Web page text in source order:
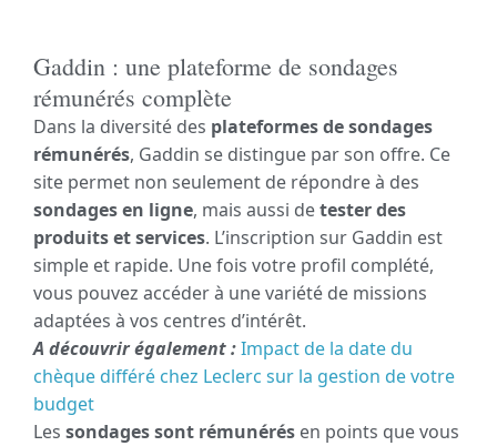
Gaddin : une plateforme de sondages
rémunérés complète
Dans la diversité des plateformes de sondages
rémunérés, Gaddin se distingue par son offre. Ce
site permet non seulement de répondre à des
sondages en ligne, mais aussi detester des
produits et services. L’inscription sur Gaddin est
simple et rapide. Une fois votre profil complété,
vous pouvez accéder à une variété de missions
adaptées à vos centres d’intérêt.
A découvrir également :Impact de la date du
chèque différé chez Leclerc sur la gestion de votre
budget
Les sondages sont rémunérés en points que vous